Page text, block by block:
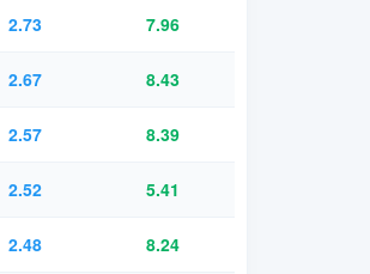
2.73 7.96
2.67 8.43
2.57 8.39
2.52 5.41
2.48 8.24